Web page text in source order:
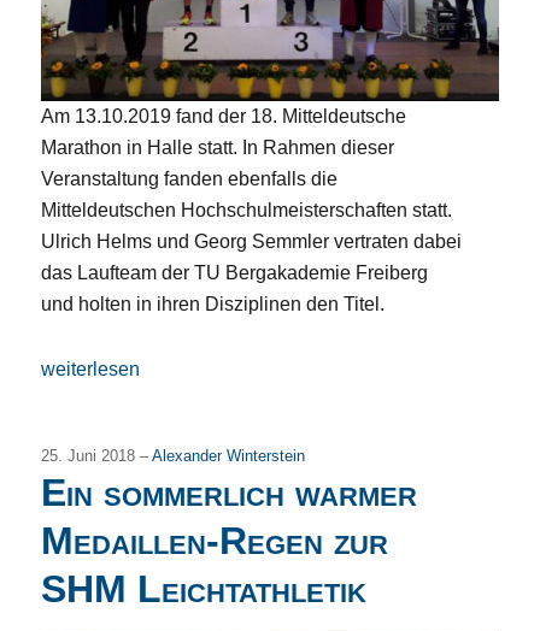
Am 13.10.2019 fand der 18. Mitteldeutsche
Marathon in Halle statt. In Rahmen dieser
Veranstaltung fanden ebenfalls die
Mitteldeutschen Hochschulmeisterschaften statt.
Ulrich Helms und Georg Semmler vertraten dabei
das Laufteam der TU Bergakademie Freiberg
und holten in ihren Disziplinen den Titel.
„Doppel-Erfolg bei den Mitteldeutschen
weiterlesen
25. Juni 2018 –Alexander Winterstein
Ein sommerlich warmer
Medaillen-Regen zur
SHM Leichtathletik